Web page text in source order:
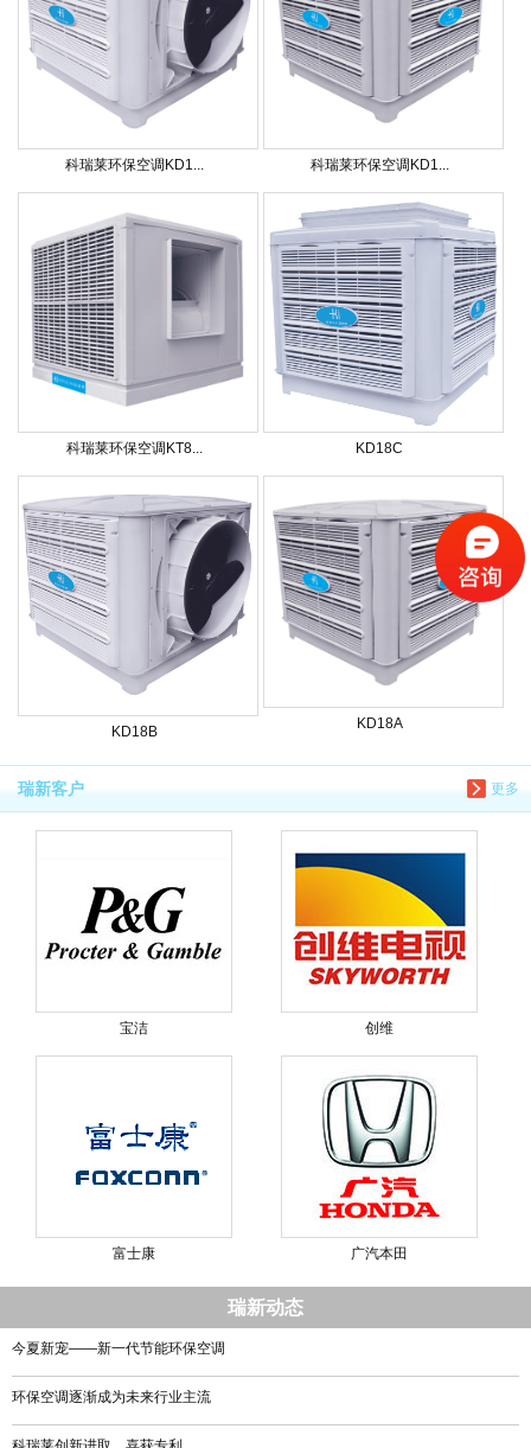
科瑞莱环保空调KD1... 科瑞莱环保空调KD1...
科瑞莱环保空调KT8... KD18C
KD18B KD18A
更多
瑞新客户
宝洁 创维
富士康 广汽本田
瑞新动态
今夏新宠——新一代节能环保空调
环保空调逐渐成为未来行业主流